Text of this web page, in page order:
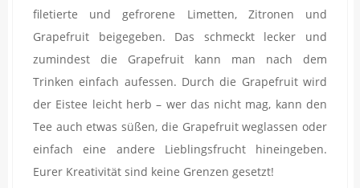
filetierte und gefrorene Limetten, Zitronen und
Grapefruit beigegeben. Das schmeckt lecker und
zumindest die Grapefruit kann man nach dem
Trinken einfach aufessen. Durch die Grapefruit wird
der Eistee leicht herb – wer das nicht mag, kann den
Tee auch etwas süßen, die Grapefruit weglassen oder
einfach eine andere Lieblingsfrucht hineingeben.
Eurer Kreativität sind keine Grenzen gesetzt!